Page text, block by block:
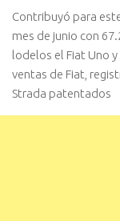
Contribuyó para
mes de junio con
lodelos el Fiat Uno
ventas de Fiat,
Strada patentados